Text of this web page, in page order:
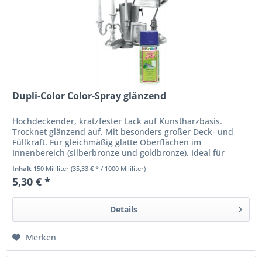
Dupli-Color Color-Spray glänzend
Hochdeckender, kratzfester Lack auf Kunstharzbasis.
Trocknet glänzend auf. Mit besonders großer Deck- und
Füllkraft. Für gleichmäßig glatte Oberflächen im
Innenbereich (silberbronze und goldbronze). Ideal für
Inhalt 150 Mililiter(35,33 € * / 1000 Mililiter)
5,30 € *
Details
Merken